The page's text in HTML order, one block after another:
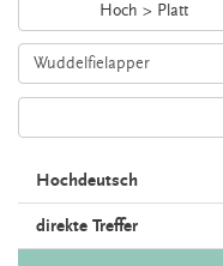
Hoch > Platt
Hochdeutsch
direkte Treffer